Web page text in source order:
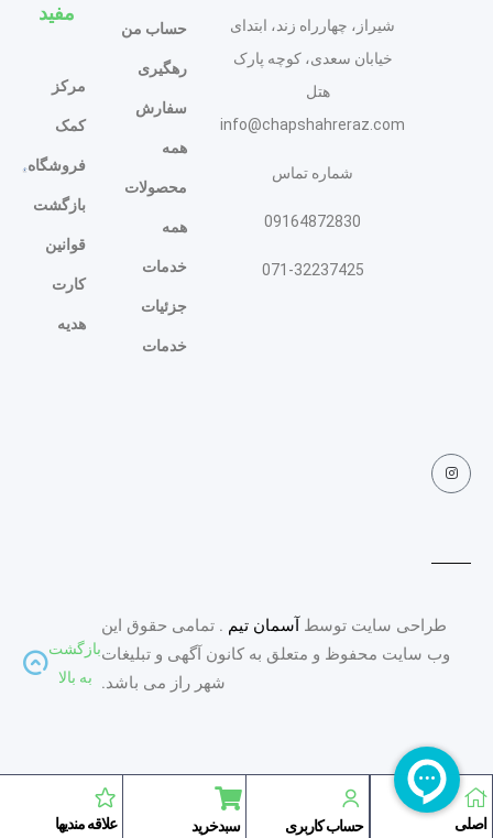
اصلی حساب کاربری سبدخرید علاقه مندیها
شیراز، چهارراه زند، ابتدای
خیابان سعدی، کوچه پارک
هتل
info@chapshahreraz.com
شماره تماس
09164872830
071-32237425
حساب من
رهگیری
سفارش
همه
محصولات
همه
خدمات
جزئیات
خدمات
مفید
مرکز
کمک
فروشگاه
بازگشت
قوانین
کارت
هدیه
طراحی سایت توسط آسمان تیم . تمامی حقوق این
وب سایت محفوظ و متعلق به کانون آگهی و تبلیغات
شهر راز می باشد.
بازگشت
به بالا